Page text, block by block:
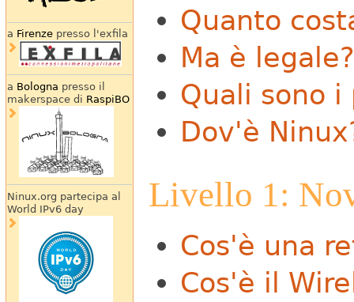
a Firenzepresso l'exfila
a Bologna presso il
makerspace di RaspiBO
Ninux.org partecipa al
World IPv6 day
Quanto
Ma è legale?
Quali sono
Dov'è
Livello 1:
Cos'è una
Cos'è il